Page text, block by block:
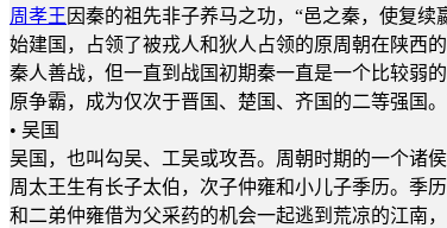
周孝王 因秦的祖先非子养马之功，“邑之秦，使复
始建国，占领了被戎人和狄人占领的原周朝在陕西
秦人善战，但一直到战国初期秦一直是一个比较弱
原争霸，成为仅次于晋国、楚国、齐国的二等强国
• 吴国
吴国，也叫勾吴、工吴或攻吾。周朝时期的一个诸
周太王生有长子太伯，次子仲雍和小儿子季历。季
和二弟仲雍借为父采药的机会一起逃到荒凉的江南